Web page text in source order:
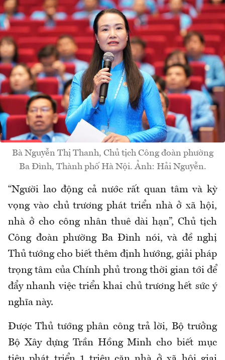
Bà Nguyễn Thị Thanh, Chủ tịch Công đoàn phường
Ba Đình, Thành phố Hà Nội. Ảnh: Hải Nguyễn.
“Người lao động cả nước rất quan tâm và kỳ
vọng vào chủ trương phát triển nhà ở xã hội,
nhà ở cho công nhân thuê dài hạn”, Chủ tịch
Công đoàn phường Ba Đình nói, và đề nghị
Thủ tướng cho biết thêm định hướng, giải pháp
trọng tâm của Chính phủ trong thời gian tới để
đẩy nhanh việc triển khai chủ trương hết sức ý
nghĩa này.
Được Thủ tướng phân công trả lời, Bộ trưởng
Bộ Xây dựng Trần Hồng Minh cho biết mục